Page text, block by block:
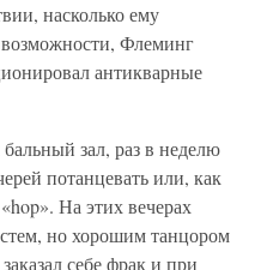
насколько ему
Флеминг
антикварные
зал, раз в неделю
потанцевать или, как
На этих вечерах
но хорошим танцором
себе фрак и при